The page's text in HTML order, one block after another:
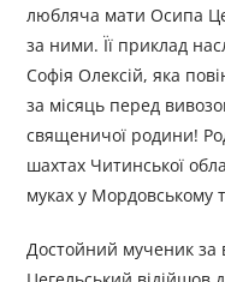
любляча мати Осипа
за ними. Її приклад
Софія Олексій, яка
за місяць перед
священичої родини!
шахтах Читинської
муках у Мордовському
Достойний мученик за